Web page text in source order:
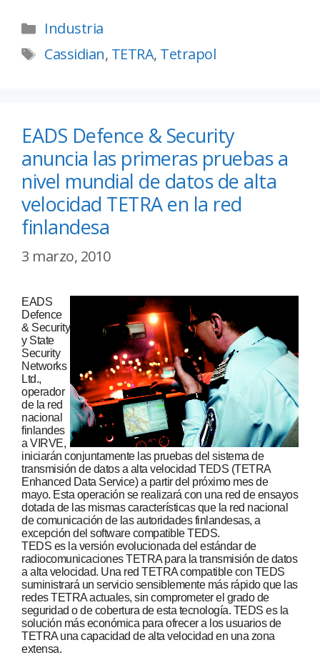
Industria
Cassidian, TETRA, Tetrapol
EADS Defence & Security
anuncia las primeras pruebas a
nivel mundial de datos de alta
velocidad TETRA en la red
finlandesa
3 marzo, 2010
EADS
Defence
& Security
y State
Security
Networks
Ltd.,
operador
de la red
nacional
finlandes
a VIRVE,
iniciarán conjuntamente las pruebas del sistema de
transmisión de datos a alta velocidad TEDS (TETRA
Enhanced Data Service) a partir del próximo mes de
mayo. Esta operación se realizará con una red de ensayos
dotada de las mismas características que la red nacional
de comunicación de las autoridades finlandesas, a
excepción del software compatible TEDS.
TEDS es la versión evolucionada del estándar de
radiocomunicaciones TETRA para la transmisión de datos
a alta velocidad. Una red TETRA compatible con TEDS
suministrará un servicio sensiblemente más rápido que las
redes TETRA actuales, sin comprometer el grado de
seguridad o de cobertura de esta tecnología. TEDS es la
solución más económica para ofrecer a los usuarios de
TETRA una capacidad de alta velocidad en una zona
extensa.